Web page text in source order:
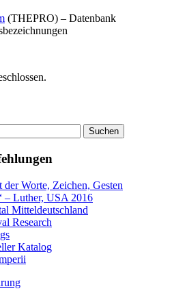
(THEPRO) – Datenbank
Worte, Zeichen, Gesten
– Luther, USA 2016
Mitteldeutschland
Research
Katalog